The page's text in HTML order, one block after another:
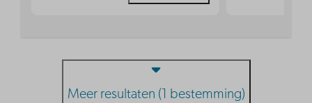
Meer resultaten (1 bestemming)